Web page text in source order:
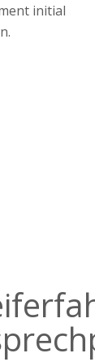
initial